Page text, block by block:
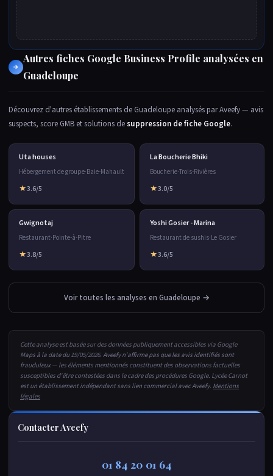
→
Autres fiches Google Business Profile analysées en
Guadeloupe
Découvrez d'autres établissements de Guadeloupe analysés par Aveefy — avis
suspects, score GMB et solutions desuppression de fiche Google.
Uta houses
Hébergement de groupe·Baie-Mahault
★3.6/5
La Boucherie Bhiki
Boucherie·Trois-Rivières
★3.0/5
Gwignotaj
Restaurant·Pointe-à-Pitre
★3.8/5
Yoshi Gosier - Marina
Restaurant de sushis·Le Gosier
★3.6/5
Voir toutes les analyses en Guadeloupe →
Cette analyse est basée sur des données publiquement accessibles via Google
Maps à la date du 19/05/2026. Aveefy n'affirme pas que les avis identifiés sont
frauduleux — les éléments mentionnés constituent des observations factuelles
susceptibles d'être contestées dans le cadre des procédures Google. Lycée Carnot
est un établissement indépendant sans lien commercial avec Aveefy. Mentions
légales
Contacter Aveefy
01 84 20 01 64